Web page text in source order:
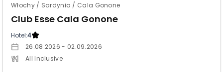
Włochy / Sardynia / Cala Gonone
Club Esse Cala Gonone
Hotel:4
26.08.2026 - 02.09.2026
All Inclusive